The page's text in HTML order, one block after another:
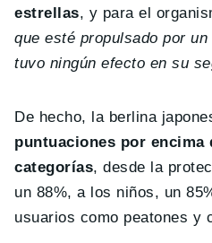
estrellas, y para el
que esté propulsado por
tuvo ningún efecto en su
De hecho, la berlina
puntuaciones por encima
categorías, desde la
un 88%, a los niños, un
usuarios como peatones y